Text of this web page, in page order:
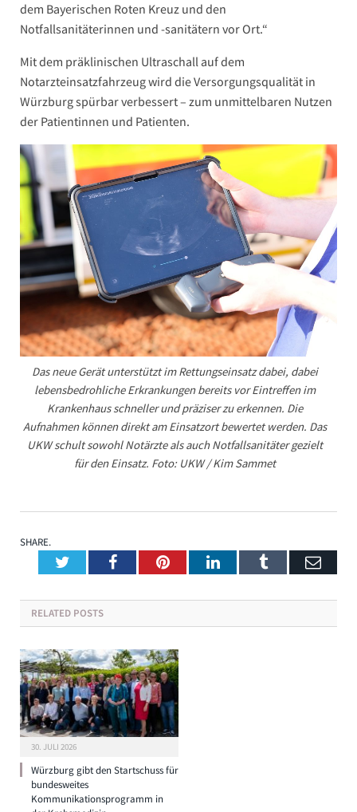
dem Bayerischen Roten Kreuz und den
Notfallsanitäterinnen und -sanitätern vor Ort.“
Mit dem präklinischen Ultraschall auf dem
Notarzteinsatzfahrzeug wird die Versorgungsqualität in
Würzburg spürbar verbessert – zum unmittelbaren Nutzen
der Patientinnen und Patienten.
Das neue Gerät unterstützt im Rettungseinsatz dabei, dabei
lebensbedrohliche Erkrankungen bereits vor Eintreffen im
Krankenhaus schneller und präziser zu erkennen. Die
Aufnahmen können direkt am Einsatzort bewertet werden. Das
UKW schult sowohl Notärzte als auch Notfallsanitäter gezielt
für den Einsatz. Foto: UKW / Kim Sammet
SHARE.
TwitterFacebookPinterestLinkedInTumblr
RELATED POSTS
30. JULI 2026
Würzburg gibt den Startschuss für
bundesweites
Kommunikationsprogramm in